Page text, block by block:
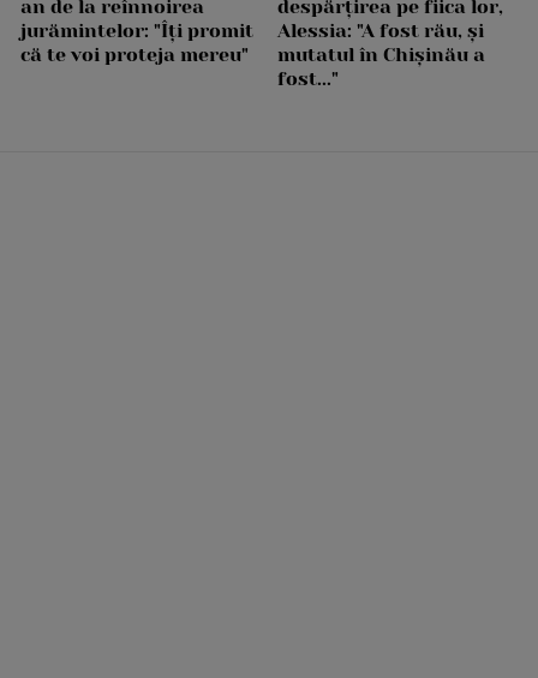
an de la reînnoirea
jurămintelor: "Îți promit
că te voi proteja mereu"
despărțirea pe fiica lor,
Alessia: "A fost rău, și
mutatul în Chișinău a
fost..."